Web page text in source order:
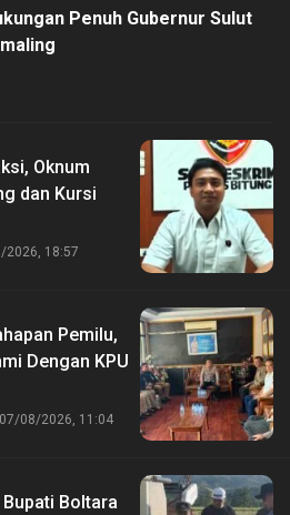
Penuh Gubernur Sulut
Oknum
dan Kursi
2026, 18:57
Pemilu,
Dengan KPU
07/08/2026, 11:04
Boltara